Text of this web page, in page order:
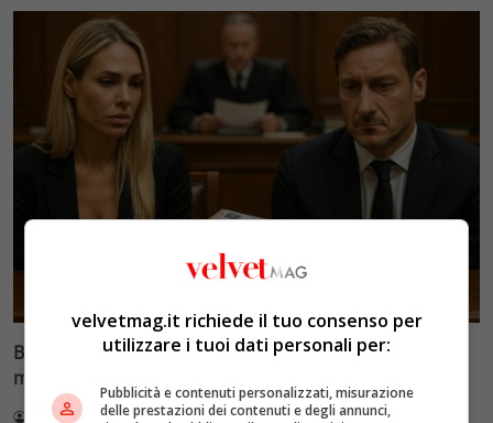
Blasi vs Totti: il giudice riduce l’assegno di
mantenimento a 10.900 euro
Redazione VelvetMAG 4 Agosto 2026
velvetmag.it richiede il tuo consenso per
utilizzare i tuoi dati personali per:
Pubblicità e contenuti personalizzati, misurazione
delle prestazioni dei contenuti e degli annunci,